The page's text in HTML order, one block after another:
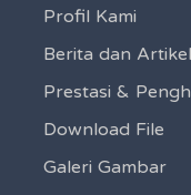
Profil Kami
Berita dan Artikel
Prestasi &
Download File
Galeri Gambar